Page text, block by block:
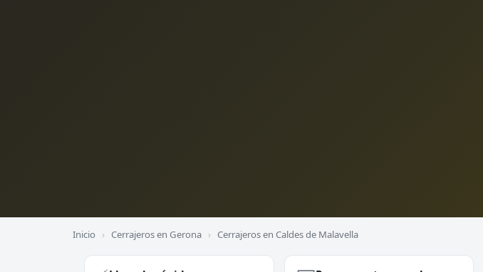
Inicio › Cerrajeros en Gerona › Cerrajeros en Caldes de Malavella